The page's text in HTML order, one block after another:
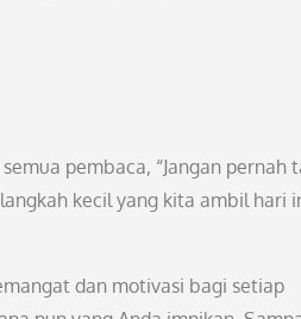
pembaca, “Jangan pernah
kecil yang kita ambil hari
dan motivasi bagi setiap